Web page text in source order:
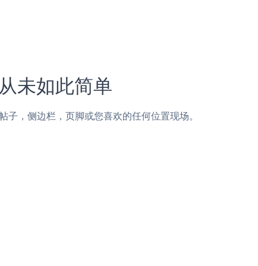
未如此简单
，侧边栏，页脚或您喜欢的任何位置现场。